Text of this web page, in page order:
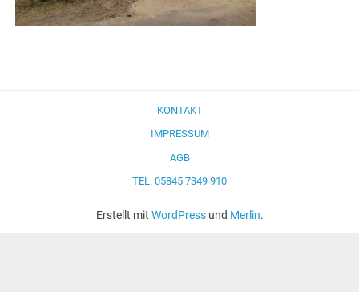
KONTAKT
IMPRESSUM
AGB
TEL. 05845 7349 910
Erstellt mit WordPressund Merlin.